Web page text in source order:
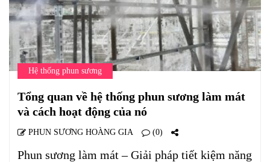
Hệ thống phun sương
Tổng quan về hệ thống phun sương làm mát
và cách hoạt động của nó
PHUN SƯƠNG HOÀNG GIA (0)
Phun sương làm mát – Giải pháp tiết kiệm năng